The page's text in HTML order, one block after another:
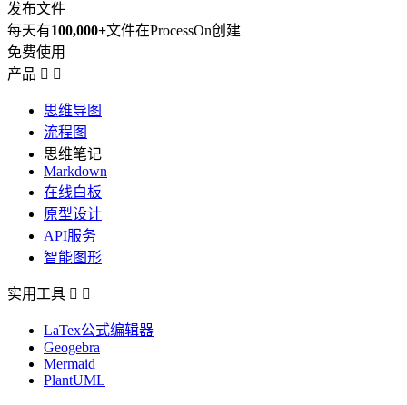
发布文件
每天有100,000+文件在ProcessOn创建
免费使用
产品  
思维导图
流程图
思维笔记
Markdown
在线白板
原型设计
API服务
智能图形
实用工具  
LaTex公式编辑器
Geogebra
Mermaid
PlantUML